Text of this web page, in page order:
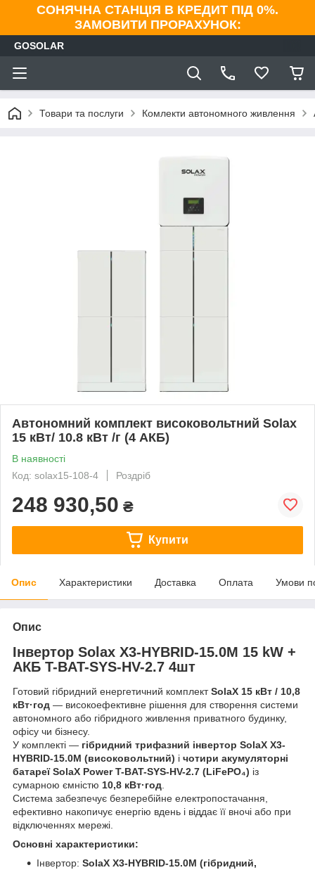
СОНЯЧНА СТАНЦІЯ В КРЕДИТ ПІД 0%.
ЗАМОВИТИ ПРОРАХУНОК:
GOSOLAR
Товари та послуги Комлекти автономного живлення
Автономний комплект високовольтний Solax
15 кВт/ 10.8 кВт /г (4 АКБ)
В наявності
Код: solax15-108-4
Роздріб
248 930,50 ₴
Купити
Опис Характеристики Доставка Оплата Умови
Опис
Інвертор Solax X3-HYBRID-15.0M 15 kW +
АКБ T-BAT-SYS-HV-2.7 4шт
Готовий гібридний енергетичний комплектSolaX 15 кВт / 10,8
кВт·год — високоефективне рішення для створення системи
автономного або гібридного живлення приватного будинку,
офісу чи бізнесу.
У комплекті — гібридний трифазний інвертор SolaX X3-
HYBRID-15.0M (високовольтний) і чотири акумуляторні
батареї SolaX Power T-BAT-SYS-HV-2.7 (LiFePO₄) із
сумарною ємністю 10,8 кВт·год.
Система забезпечує безперебійне електропостачання,
ефективно накопичує енергію вдень і віддає її вночі або при
відключеннях мережі.
Основні характеристики:
Інвертор: SolaX X3-HYBRID-15.0M (гібридний,